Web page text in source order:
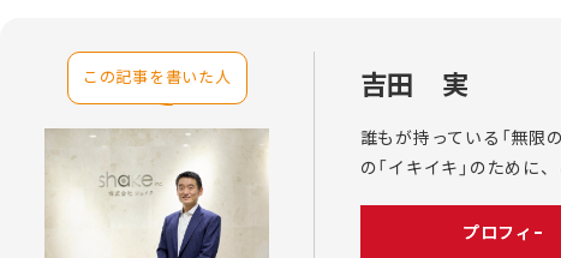
この記事を書いた人 吉田 実
誰もが持っている「無限
の「イキイキ」のために
プロフィールを見る